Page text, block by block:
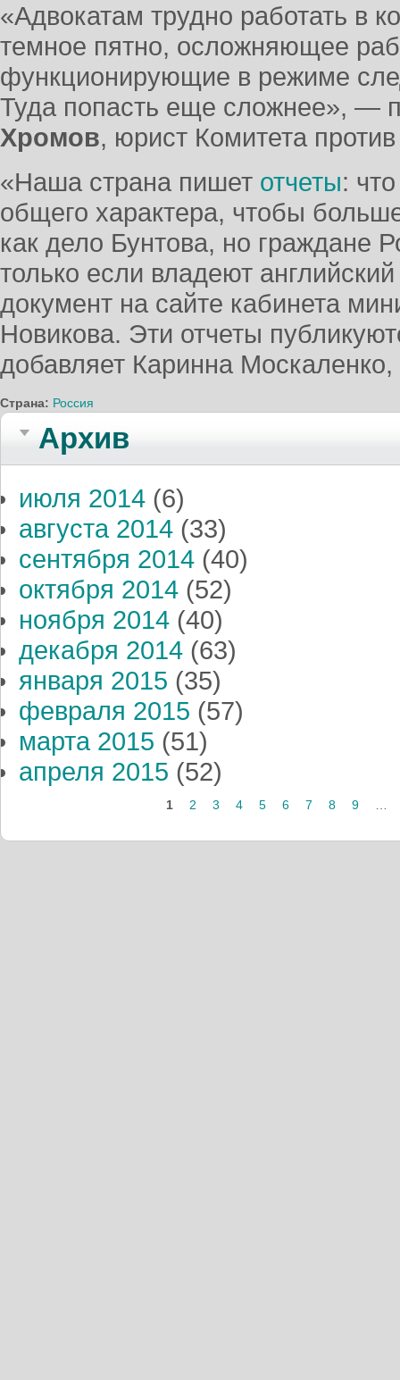
«Адвокатам трудно работать в
темное пятно, осложняющее
функционирующие в режиме
Туда попасть еще сложнее», —
Хромов, юрист Комитета
«Наша страна пишет отчеты:
общего характера, чтобы
как дело Бунтова, но граждане
только если владеют
документ на сайте кабинета
Новикова. Эти отчеты
добавляет Каринна Москаленко,
Страна: Россия
Архив
июля 2014 (6)
августа 2014 (33)
сентября 2014 (40)
октября 2014 (52)
ноября 2014 (40)
декабря 2014 (63)
января 2015 (35)
февраля 2015 (57)
марта 2015 (51)
апреля 2015 (52)
1 2 3 4 5 6 7 8 9